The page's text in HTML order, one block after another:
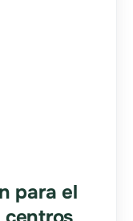
para el